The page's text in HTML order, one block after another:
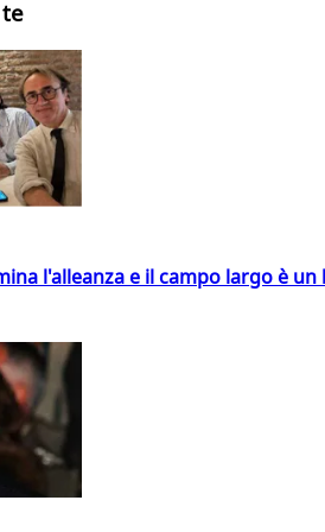
l'alleanza e il campo largo è